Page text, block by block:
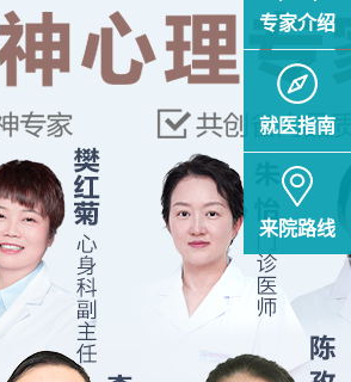
专家介绍
就医指南
来院路线